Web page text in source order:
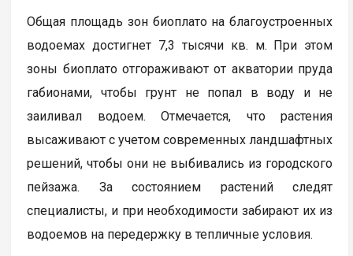
Общая площадь зон биоплато на благоустроенных
водоемах достигнет 7,3 тысячи кв. м. При этом
зоны биоплато отгораживают от акватории пруда
габионами, чтобы грунт не попал в воду и не
заиливал водоем. Отмечается, что растения
высаживают с учетом современных ландшафтных
решений, чтобы они не выбивались из городского
пейзажа. За состоянием растений следят
специалисты, и при необходимости забирают их из
водоемов на передержку в тепличные условия.